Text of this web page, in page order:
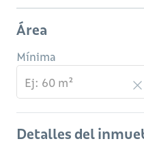
Área
Mínima
Detalles del